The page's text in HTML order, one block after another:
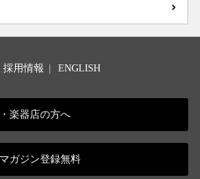
採用情報 | ENGLISH
楽器店の方へ
ガジン登録無料